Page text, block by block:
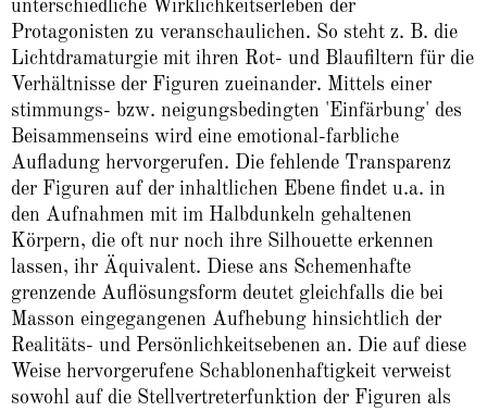
unterschiedliche Wirklichkeitserleben der
Protagonisten zu veranschaulichen. So steht z. B. die
Lichtdramaturgie mit ihren Rot- und Blaufiltern für die
Verhältnisse der Figuren zueinander. Mittels einer
stimmungs- bzw. neigungsbedingten 'Einfärbung' des
Beisammenseins wird eine emotional-farbliche
Aufladung hervorgerufen. Die fehlende Transparenz
der Figuren auf der inhaltlichen Ebene findet u.a. in
den Aufnahmen mit im Halbdunkeln gehaltenen
Körpern, die oft nur noch ihre Silhouette erkennen
lassen, ihr Äquivalent. Diese ans Schemenhafte
grenzende Auflösungsform deutet gleichfalls die bei
Masson eingegangenen Aufhebung hinsichtlich der
Realitäts- und Persönlichkeitsebenen an. Die auf diese
Weise hervorgerufene Schablonenhaftigkeit verweist
sowohl auf die Stellvertreterfunktion der Figuren als